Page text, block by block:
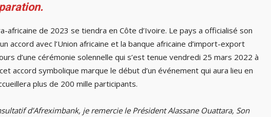
africaine de 2023 se tiendra en Côte d’Ivoire. Le pays a officialisé son
accord avec l’Union africaine et la banque africaine d’import-export
d’une cérémonie solennelle qui s’est tenue vendredi 25 mars 2022 à
accord symbolique marque le début d’un événement qui aura lieu en
plus de 200 mille participants.
d’Afreximbank, je remercie le Président Alassane Ouattara, Son